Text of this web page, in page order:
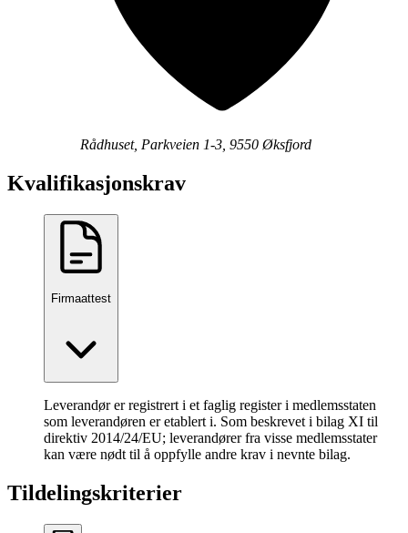
Rådhuset, Parkveien 1-3, 9550 Øksfjord
Kvalifikasjonskrav
Firmaattest
Leverandør er registrert i et faglig register i medlemsstaten
som leverandøren er etablert i. Som beskrevet i bilag XI til
direktiv 2014/24/EU; leverandører fra visse medlemsstater
kan være nødt til å oppfylle andre krav i nevnte bilag.
Tildelingskriterier